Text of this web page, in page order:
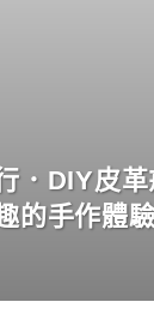
．DIY皮革
的手作體驗